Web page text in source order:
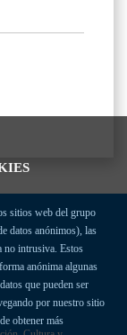
sitios web del grupo
datos anónimos), las
no intrusiva. Estos
anónima algunas
que pueden ser
por nuestro sitio
obtener más